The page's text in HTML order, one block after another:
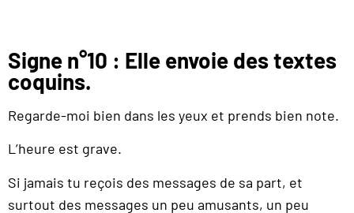
Signe n°10 : Elle envoie des textes
coquins.
Regarde-moi bien dans les yeux et prends bien note.
L’heure est grave.
Si jamais tu reçois des messages de sa part, et
surtout des messages un peu amusants, un peu